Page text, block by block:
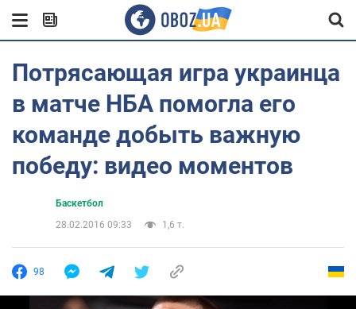
Потрясающая игра украинца
в матче НБА помогла его
команде добыть важную
победу: видео моментов
Баскетбол
28.02.2016 09:33
1,6 т.
98